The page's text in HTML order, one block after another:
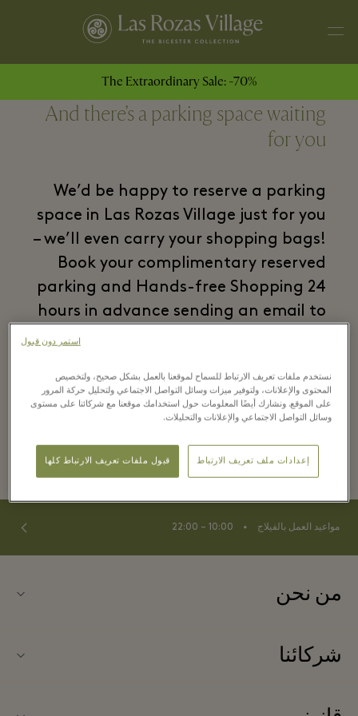
The Extraordinary Sale: -70%
And there’s a parking space waiting
for you
We’d be happy to reserve a parking
space in Las Rozas Village just for you
– we’ll even carry your shopping bags!
Book your complimentary reserved
parking and Hands-free Shopping 24
hours in advance sending an email to
contactus@lasrozasvillage.com
*Redeemable three times per guest,
upon availability.
مواعيد العمل بالفيلاج ⬩
10:00 – 22:00
من نحن
نبذة عن Las Rozas Village (لاس روزاس فيلاج)
شركائنا
نستخدم ملفات تعريف الارتباط للسماح لموقعنا بالعمل بشكل صحيح، ولتخصيص
المحتوى والإعلانات، ولتوفير ميزات وسائل التواصل الاجتماعي ولتحليل حركة المرور
على الموقع. ونشارك أيضًا المعلومات حول استخدامك موقعنا مع شركائنا على مستوى
وسائل التواصل الاجتماعي والإعلانات والتحليلات.
إعدادات ملف تعريف الارتباط قبول ملفات تعريف الارتباط كلها
استمر دون قبول